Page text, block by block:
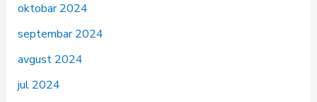
oktobar 2024
septembar 2024
avgust 2024
jul 2024